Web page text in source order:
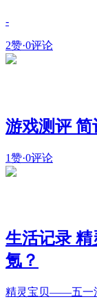
-
2赞·0评论
游戏测评 简
1赞·0评论
生活记录
氪？
精灵宝贝——五一